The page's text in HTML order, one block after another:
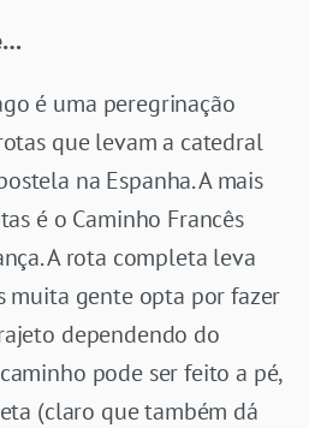
é uma peregrinação
que levam a catedral
na Espanha. A mais
é o Caminho Francês
A rota completa leva
muita gente opta por fazer
dependendo do
pode ser feito a pé,
(claro que também dá